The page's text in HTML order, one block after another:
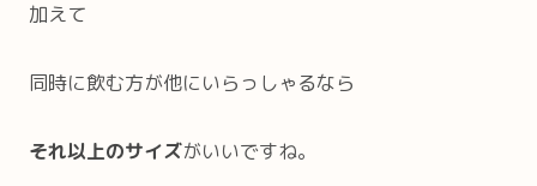
加えて
同時に飲む方が他にいらっしゃるなら
それ以上のサイズがいいですね。